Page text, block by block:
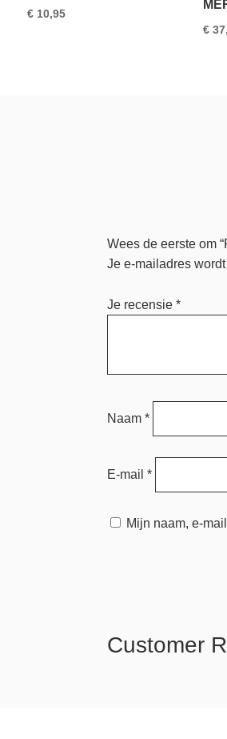
€10,95
€
Wees de eerste om
Je e-mailadres
Je recensie*
Naam*
E-mail*
Mijn naam, e-
Customer